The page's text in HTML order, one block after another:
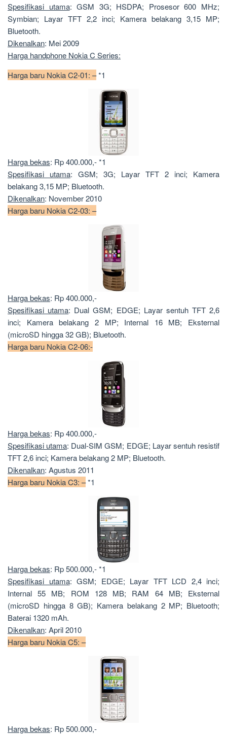
Spesifikasi utama: GSM 3G; HSDPA; Prosesor 600 MHz;
Symbian; Layar TFT 2,2 inci; Kamera belakang 3,15 MP;
Bluetooth.
Dikenalkan: Mei 2009
Harga handphone Nokia C Series:
Harga baru Nokia C2-01: –*1
Harga bekas: Rp 400.000,- *1
Spesifikasi utama: GSM; 3G; Layar TFT 2 inci; Kamera
belakang 3,15 MP; Bluetooth.
Dikenalkan: November 2010
Harga baru Nokia C2-03: –
Harga bekas: Rp 400.000,-
Spesifikasi utama: Dual GSM; EDGE; Layar sentuh TFT 2,6
inci; Kamera belakang 2 MP; Internal 16 MB; Eksternal
(microSD hingga 32 GB); Bluetooth.
Harga baru Nokia C2-06:-
Harga bekas: Rp 400.000,-
Spesifikasi utama: Dual-SIM GSM; EDGE; Layar sentuh resistif
TFT 2,6 inci; Kamera belakang 2 MP; Bluetooth.
Dikenalkan: Agustus 2011
Harga baru Nokia C3: –*1
Harga bekas: Rp 500.000,- *1
Spesifikasi utama: GSM; EDGE; Layar TFT LCD 2,4 inci;
Internal 55 MB; ROM 128 MB; RAM 64 MB; Eksternal
(microSD hingga 8 GB); Kamera belakang 2 MP; Bluetooth;
Baterai 1320 mAh.
Dikenalkan: April 2010
Harga baru Nokia C5: –
Harga bekas: Rp 500.000,-